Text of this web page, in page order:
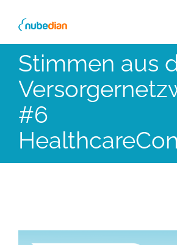
Stimmen aus
#6